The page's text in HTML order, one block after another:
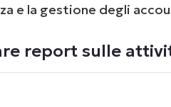
e la gestione degli
report sulle